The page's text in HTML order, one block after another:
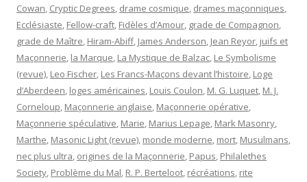
Cowan, Cryptic Degrees, drame cosmique, drames maçonniques,
Ecclésiaste, Fellow-craft, Fidèles d’Amour, grade de Compagnon,
grade de Maître, Hiram-Abiff, James Anderson, Jean Reyor, juifs et
Maçonnerie, la Marque, La Mystique de Balzac, Le Symbolisme
(revue), Leo Fischer, Les Francs-Maçons devant l’histoire, Loge
d’Aberdeen, loges américaines, Louis Coulon, M. G. Luquet, M. J.
Corneloup, Maçonnerie anglaise, Maçonnerie opérative,
Maçonnerie spéculative, Marie, Marius Lepage, Mark Masonry,
Marthe, Masonic Light (revue), monde moderne, mort, Musulmans,
nec plus ultra, origines de la Maçonnerie, Papus, Philalethes
Society, Problème du Mal, R. P. Berteloot, récréations, rite